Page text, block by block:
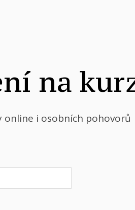
na
online i osobních pohovorů